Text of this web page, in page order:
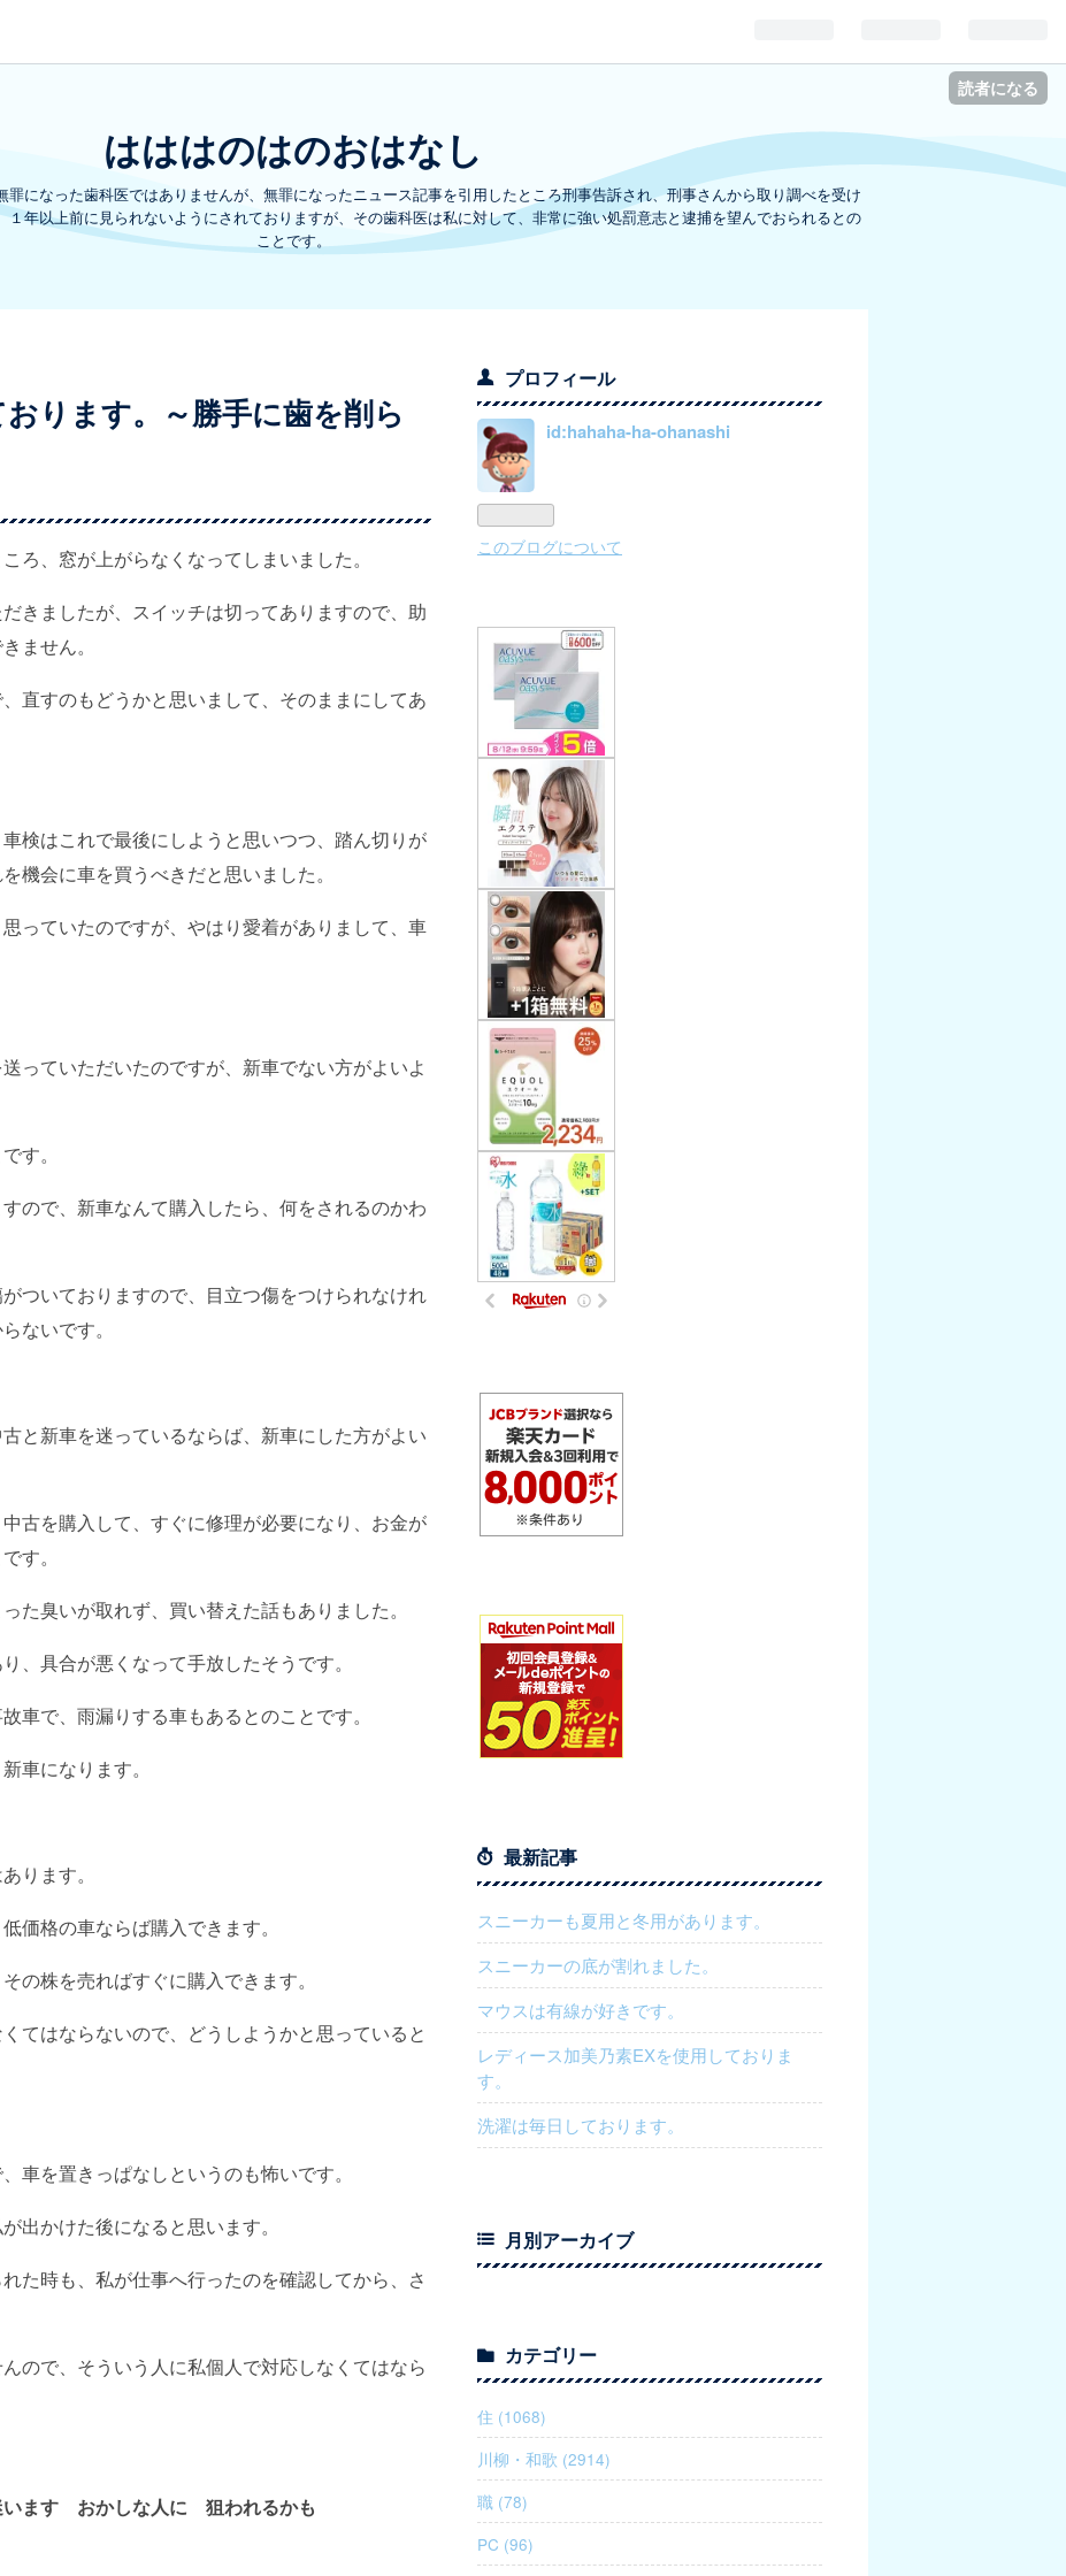
読者になる
はははのはのおはなし
になった歯科医ではありませんが、無罪になったニュース記事を引用したところ刑事告訴され、刑事さんから取り調べを受け
１年以上前に見られないようにされておりますが、その歯科医は私に対して、非常に強い処罰意志と逮捕を望んでおられるとの
ことです。
ります。～勝手に歯を削ら
ろ、窓が上がらなくなってしまいました。
きましたが、スイッチは切ってありますので、助
ません。
直すのもどうかと思いまして、そのままにしてあ
検はこれで最後にしようと思いつつ、踏ん切りが
機会に車を買うべきだと思いました。
っていたのですが、やはり愛着がありまして、車
っていただいたのですが、新車でない方がよいよ
す。
ので、新車なんて購入したら、何をされるのかわ
ついておりますので、目立つ傷をつけられなけれ
ないです。
と新車を迷っているならば、新車にした方がよい
古を購入して、すぐに修理が必要になり、お金が
す。
た臭いが取れず、買い替えた話もありました。
、具合が悪くなって手放したそうです。
車で、雨漏りする車もあるとのことです。
車になります。
ります。
価格の車ならば購入できます。
の株を売ればすぐに購入できます。
てはならないので、どうしようかと思っていると
車を置きっぱなしというのも怖いです。
出かけた後になると思います。
た時も、私が仕事へ行ったのを確認してから、さ
ので、そういう人に私個人で対応しなくてはなら
ます おかしな人に 狙われるかも
プロフィール
id:hahaha-ha-ohanashi
このブログについて
最新記事
スニーカーも夏用と冬用があります。
スニーカーの底が割れました。
マウスは有線が好きです。
レディース加美乃素EXを使用しておりま
す。
洗濯は毎日しております。
月別アーカイブ
カテゴリー
住 (1068)
川柳・和歌 (2914)
職 (78)
PC (96)